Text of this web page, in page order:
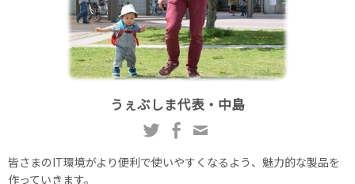
うぇぶしま代表・中島
皆さまのIT環境がより便利で使いやすくなるよう、魅力的な製品を
作っていきます。